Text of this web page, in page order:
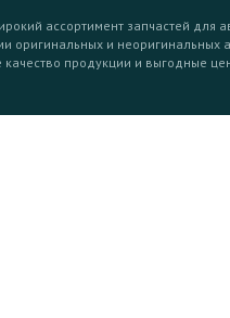
ассортимент запчастей для
оригинальных и неоригинальных
продукции и выгодные